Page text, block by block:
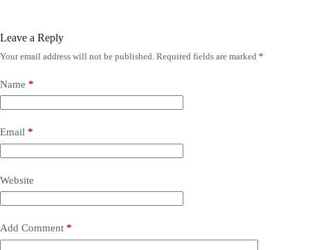
Leave a Reply
Your email address will not be published. Required fields are marked *
Name *
Email *
Website
Add Comment *